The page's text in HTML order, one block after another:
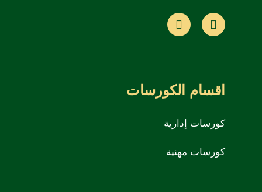
اقسام الكورسات
كورسات إدارية
كورسات مهنية